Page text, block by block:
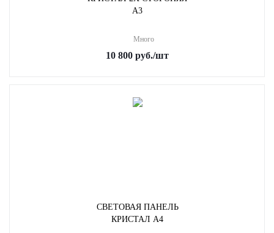
A3
Много
10 800 руб./шт
СВЕТОВАЯ ПАНЕЛЬ
КРИСТАЛ A4